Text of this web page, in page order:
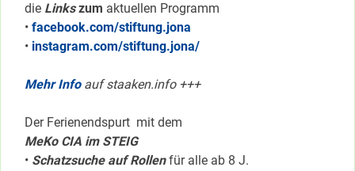
die Linkszum aktuellen Programm
• facebook.com/stiftung.jona
• instagram.com/stiftung.jona/
Mehr Infoauf staaken.info +++
Der Ferienendspurt mit dem
MeKo CIA im STEIG
• Schatzsuche auf Rollenfür alle ab 8 J.